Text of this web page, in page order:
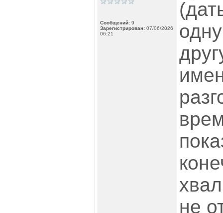
Сообщений: 9
Зарегистрирован: 07/06/2026
06:21
не